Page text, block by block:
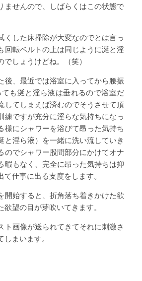
ませんので、しばらくはこの状態で
した床掃除が大変なのでとは言っ
回転ベルトの上は同じように涎と淫
しょうけどね。（笑）
、最近では浴室に入ってから腰振
も涎と淫ら液は垂れるので浴室だ
してしまえば済むのでそうさせて頂
練ですが充分に淫らな気持ちになっ
にシャワーを浴びて昂った気持ち
と淫ら液）を一緒に洗い流していき
のでシャワー股間部分にかけてオナ
暇もなく、完全に昂った気持ちは抑
仕事に出る支度をします。
始すると、折角落ち着きかけた欲
望の目が芽吹いてきます。
画像が送られてきてそれに刺激さ
まいます。